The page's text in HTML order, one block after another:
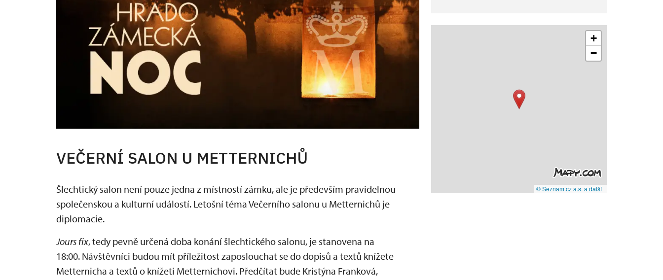
VEČERNÍ SALON U METTERNICHŮ
Šlechtický salon není pouze jedna z místností zámku, ale je především pravidelnou
společenskou a kulturní událostí. Letošní téma Večerního salonu u Metternichů je
diplomacie.
Jours fix, tedy pevně určená doba konání šlechtického salonu, je stanovena na
18:00. Návštěvníci budou mít příležitost zaposlouchat se do dopisů a textů knížete
Metternicha a textů o knížeti Metternichovi. Předčítat bude Kristýna Franková,
+
−
© Seznam.cz a.s. a další